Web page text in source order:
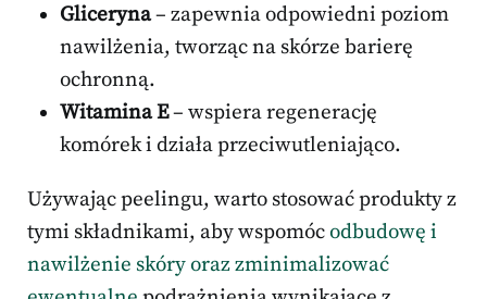
Gliceryna– zapewnia odpowiedni poziom
nawilżenia, tworząc na skórze barierę
ochronną.
Witamina E– wspiera regenerację
komórek i działa przeciwutleniająco.
Używając peelingu, warto stosować produkty z
tymi składnikami, aby wspomócodbudowę i
nawilżenie skóry oraz zminimalizować